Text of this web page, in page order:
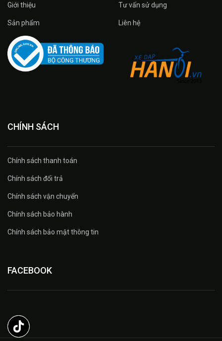
Giới thiệu
Sản phẩm
Tư vấn sử dụng
Liên hệ
CHÍNH SÁCH
Chính sách thanh toán
Chính sách đổi trả
Chính sách vận chuyển
Chính sách bảo hành
Chính sách bảo mật thông tin
FACEBOOK